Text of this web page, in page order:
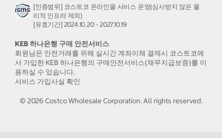
[인증범위] 코스트코 온라인몰 서비스 운영(심사받지 않은 물
리적 인프라 제외)
[유효기간] 2024.10.20 - 2027.10.19
KEB 하나은행 구매 안전서비스
회원님은 안전거래를 위해 실시간 계좌이체 결제시 코스트코에
서 가입한 KEB 하나은행의 구매안전서비스(채무지급보증)를 이
용하실 수 있습니다.
서비스 가입사실 확인
© 2026 Costco Wholesale Corporation.All rights reserved.